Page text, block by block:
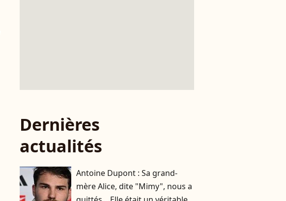
Dernières
actualités
Antoine Dupont : Sa grand-
mère Alice, dite "Mimy", nous a